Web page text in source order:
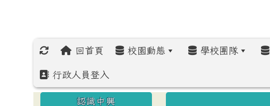
回首頁 校園動態 學校團隊
行政人員登入
:::
:::
認識中興